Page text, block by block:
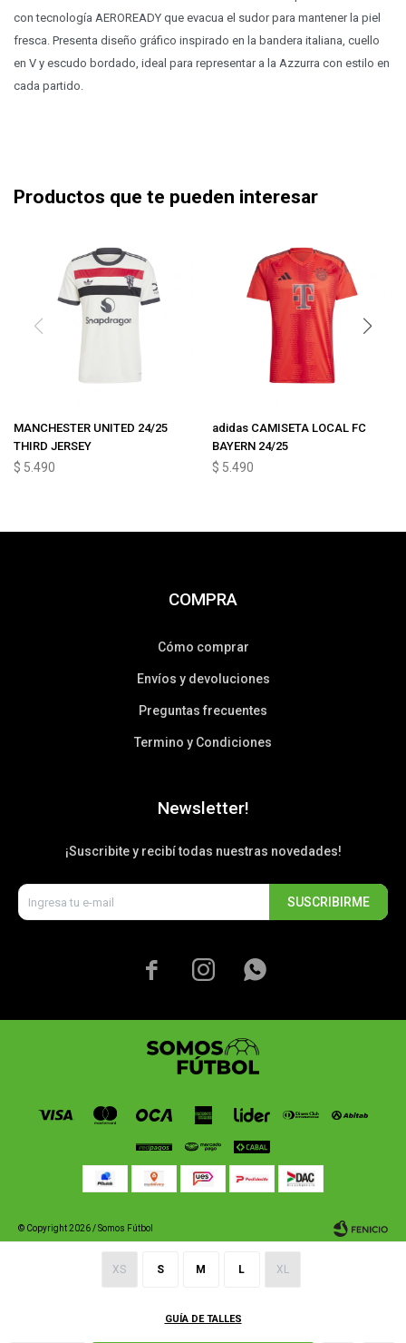
XS S M L XL
GUÍA DE TALLES
con tecnología AEROREADY que evacua el sudor para mantener la piel
fresca. Presenta diseño gráfico inspirado en la bandera italiana, cuello
en V y escudo bordado, ideal para representar a la Azzurra con estilo en
cada partido.
Productos que te pueden interesar
MANCHESTER UNITED 24/25
THIRD JERSEY
$ 5.490
adidas CAMISETA LOCAL FC
BAYERN 24/25
$ 5.490
COMPRA
Cómo comprar
Envíos y devoluciones
Preguntas frecuentes
Termino y Condiciones
Newsletter!
¡Suscribite y recibí todas nuestras novedades!
SUSCRIBIRME
  
© Copyright 2026 / Somos Fútbol